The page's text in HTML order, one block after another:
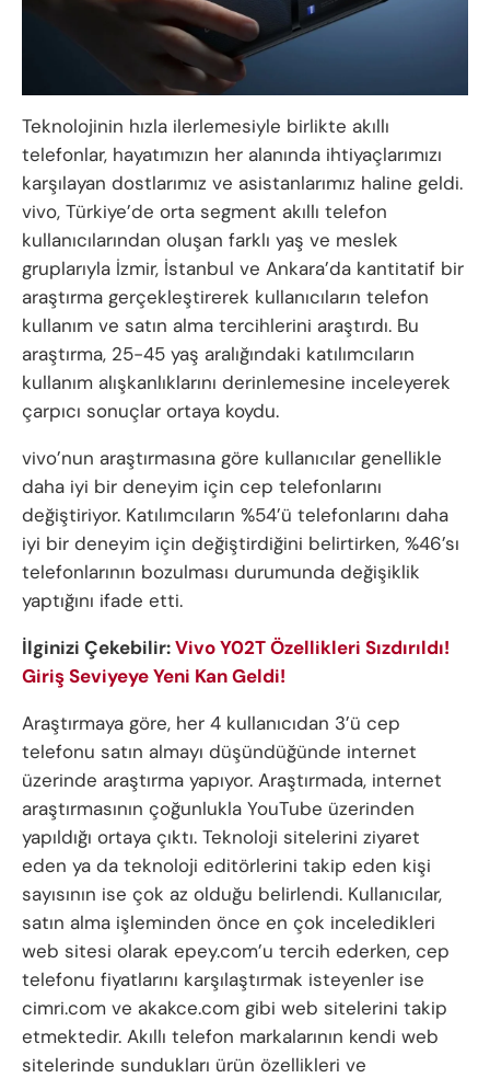
Teknolojinin hızla ilerlemesiyle birlikte akıllı
telefonlar, hayatımızın her alanında ihtiyaçlarımızı
karşılayan dostlarımız ve asistanlarımız haline geldi.
vivo, Türkiye’de orta segment akıllı telefon
kullanıcılarından oluşan farklı yaş ve meslek
gruplarıyla İzmir, İstanbul ve Ankara’da kantitatif bir
araştırma gerçekleştirerek kullanıcıların telefon
kullanım ve satın alma tercihlerini araştırdı. Bu
araştırma, 25-45 yaş aralığındaki katılımcıların
kullanım alışkanlıklarını derinlemesine inceleyerek
çarpıcı sonuçlar ortaya koydu.
vivo’nun araştırmasına göre kullanıcılar genellikle
daha iyi bir deneyim için cep telefonlarını
değiştiriyor. Katılımcıların %54’ü telefonlarını daha
iyi bir deneyim için değiştirdiğini belirtirken, %46’sı
telefonlarının bozulması durumunda değişiklik
yaptığını ifade etti.
İlginizi Çekebilir:Vivo Y02T Özellikleri Sızdırıldı!
Giriş Seviyeye Yeni Kan Geldi!
Araştırmaya göre, her 4 kullanıcıdan 3’ü cep
telefonu satın almayı düşündüğünde internet
üzerinde araştırma yapıyor. Araştırmada, internet
araştırmasının çoğunlukla YouTube üzerinden
yapıldığı ortaya çıktı. Teknoloji sitelerini ziyaret
eden ya da teknoloji editörlerini takip eden kişi
sayısının ise çok az olduğu belirlendi. Kullanıcılar,
satın alma işleminden önce en çok inceledikleri
web sitesi olarak epey.com’u tercih ederken, cep
telefonu fiyatlarını karşılaştırmak isteyenler ise
cimri.com ve akakce.com gibi web sitelerini takip
etmektedir. Akıllı telefon markalarının kendi web
sitelerinde sundukları ürün özellikleri ve